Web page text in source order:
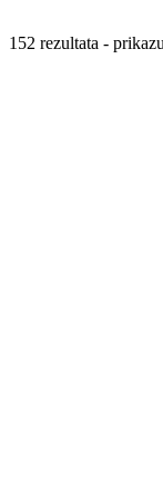
152 rezultata -